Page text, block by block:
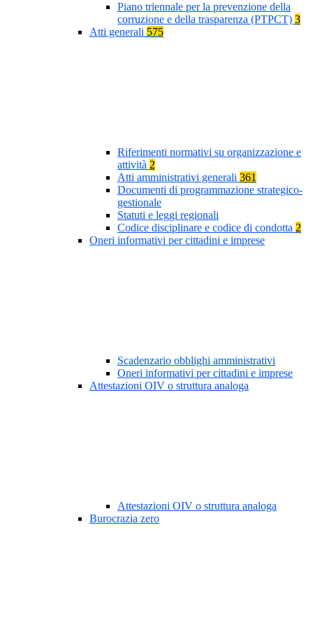
Piano triennale per la prevenzione della
corruzione e della trasparenza (PTPCT) 3
Atti generali 575
Riferimenti normativi su organizzazione e
attività 2
Atti amministrativi generali 361
Documenti di programmazione strategico-
gestionale
Statuti e leggi regionali
Codice disciplinare e codice di condotta 2
Oneri informativi per cittadini e imprese
Scadenzario obblighi amministrativi
Oneri informativi per cittadini e imprese
Attestazioni OIV o struttura analoga
Attestazioni OIV o struttura analoga
Burocrazia zero